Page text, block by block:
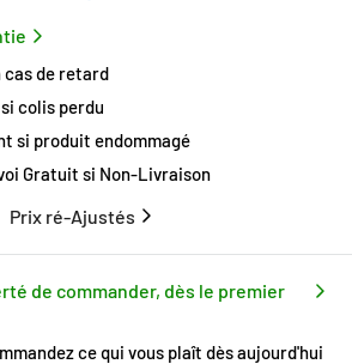
cas de retard
colis perdu
si produit endommagé
Gratuit si Non-Livraison
Prix ré-Ajustés
de commander, dès le premier
ce qui vous plaît dès aujourd'hui